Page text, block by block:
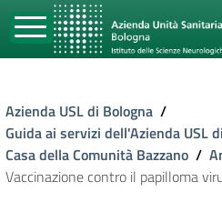
Azienda USL di Bologna /
Guida ai servizi dell'Azienda USL
Casa della Comunità Bazzano /
Vaccinazione contro il papilloma